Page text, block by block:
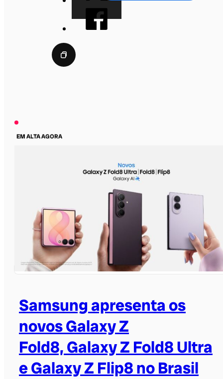
EM ALTA AGORA
Samsung apresenta os
novos Galaxy Z
Fold8, Galaxy Z Fold8 Ultra
e Galaxy Z Flip8 no Brasil